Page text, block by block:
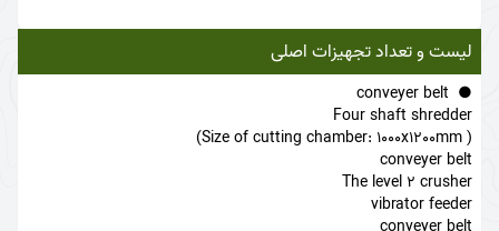
لیست و تعداد تجهیزات اصلی
Four shaft shredder
( Size of cutting chamber: 1000x1200mm)
conveyer belt
The level 2 crusher
vibrator feeder